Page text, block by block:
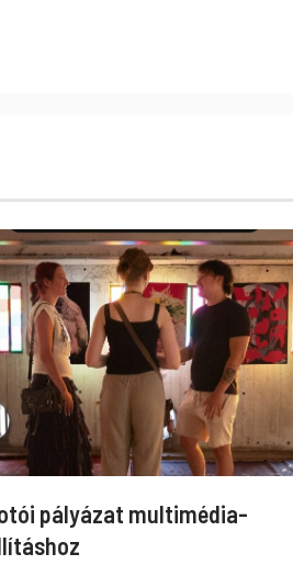
pályázat multimédia-